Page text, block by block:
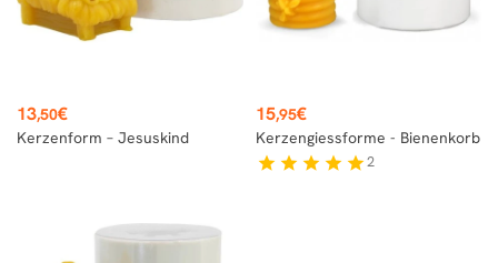
Preis
13,50€
Kerzenform – Jesuskind
Preis
15,95€
Kerzengiessforme - Bienenkorb
star star star star star2